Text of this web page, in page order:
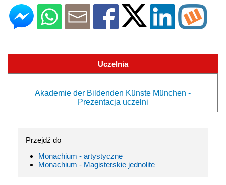
Uczelnia
Akademie der Bildenden Künste München -
Prezentacja uczelni
Przejdź do
Monachium - artystyczne
Monachium - Magisterskie jednolite